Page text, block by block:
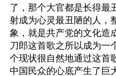
了，那个大官都是长得最
射成为心灵最丑陋的人，
象，就是共产党的文化造
刀郎这首歌之所以成为一
个现状很自然地通过这首
中国民众的心底产生了巨